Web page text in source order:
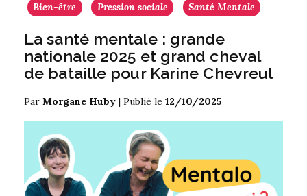
Bien-être Pression sociale Santé Mentale
La santé mentale : grande
nationale 2025 et grand cheval
de bataille pour Karine Chevreul
Par Morgane Huby | Publié le 12/10/2025